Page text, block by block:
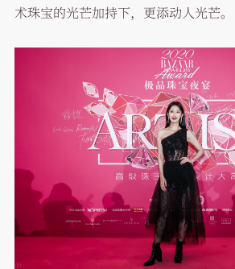
术珠宝的光芒加持下，更添动人光芒。